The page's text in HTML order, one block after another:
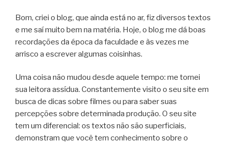
Bom, criei o blog, que ainda está no ar, fiz diversos textos
e me saí muito bem na matéria. Hoje, o blog me dá boas
recordações da época da faculdade e às vezes me
arrisco a escrever algumas coisinhas.
Uma coisa não mudou desde aquele tempo: me tornei
sua leitora assídua. Constantemente visito o seu site em
busca de dicas sobre filmes ou para saber suas
percepções sobre determinada produção. O seu site
tem um diferencial: os textos não são superficiais,
demonstram que você tem conhecimento sobre o